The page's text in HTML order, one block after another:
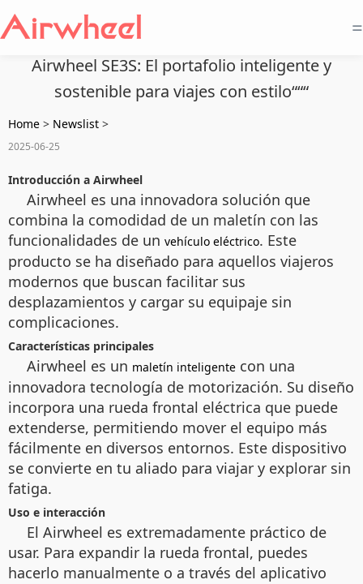
=
Airwheel SE3S: El portafolio inteligente y
sostenible para viajes con estilo“““
Home > Newslist >
2025-06-25
Introducción a Airwheel
Airwheel es una innovadora solución que
combina la comodidad de un maletín con las
funcionalidades de un vehículo eléctrico. Este
producto se ha diseñado para aquellos viajeros
modernos que buscan facilitar sus
desplazamientos y cargar su equipaje sin
complicaciones.
Características principales
Airwheel es un maletín inteligente con una
innovadora tecnología de motorización. Su diseño
incorpora una rueda frontal eléctrica que puede
extenderse, permitiendo mover el equipo más
fácilmente en diversos entornos. Este dispositivo
se convierte en tu aliado para viajar y explorar sin
fatiga.
Uso e interacción
El Airwheel es extremadamente práctico de
usar. Para expandir la rueda frontal, puedes
hacerlo manualmente o a través del aplicativo